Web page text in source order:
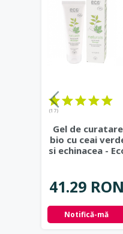
(17)
Gel de curatare
bio cu ceai
si echinacea -
41.29 RON
Notifică-mă